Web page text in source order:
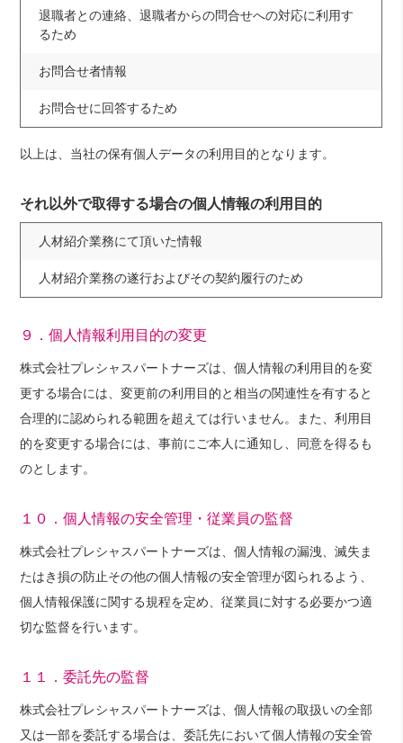
退職者との連絡、退職者からの問合せへの対応に利用す
るため
お問合せ者情報
お問合せに回答するため
以上は、当社の保有個人データの利用目的となります。
それ以外で取得する場合の個人情報の利用目的
人材紹介業務にて頂いた情報
人材紹介業務の遂行およびその契約履行のため
９．個人情報利用目的の変更
株式会社プレシャスパートナーズは、個人情報の利用目的を変
更する場合には、変更前の利用目的と相当の関連性を有すると
合理的に認められる範囲を超えては行いません。また、利用目
的を変更する場合には、事前にご本人に通知し、同意を得るも
のとします。
１０．個人情報の安全管理・従業員の監督
株式会社プレシャスパートナーズは、個人情報の漏洩、滅失ま
たはき損の防止その他の個人情報の安全管理が図られるよう、
個人情報保護に関する規程を定め、従業員に対する必要かつ適
切な監督を行います。
１１．委託先の監督
株式会社プレシャスパートナーズは、個人情報の取扱いの全部
又は一部を委託する場合は、委託先において個人情報の安全管